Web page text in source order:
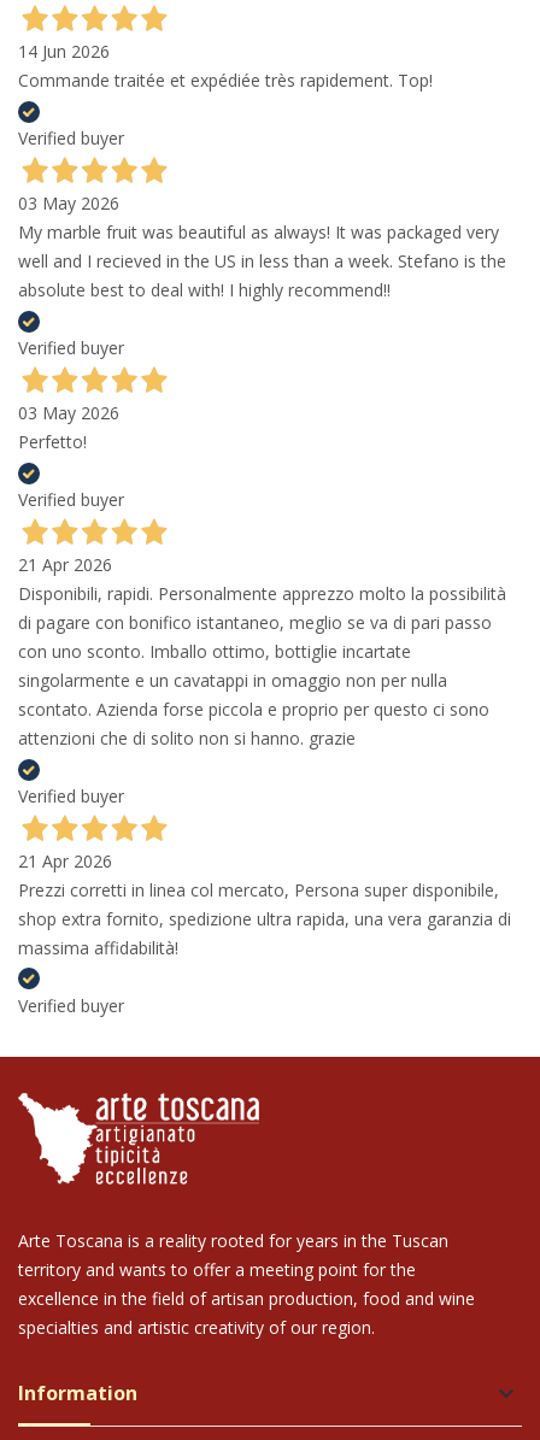
14 Jun 2026
Commande traitée et expédiée très rapidement. Top!
Verified buyer
03 May 2026
My marble fruit was beautiful as always! It was packaged very
well and I recieved in the US in less than a week. Stefano is the
absolute best to deal with! I highly recommend!!
Verified buyer
03 May 2026
Perfetto!
Verified buyer
21 Apr 2026
Disponibili, rapidi. Personalmente apprezzo molto la possibilità
di pagare con bonifico istantaneo, meglio se va di pari passo
con uno sconto. Imballo ottimo, bottiglie incartate
singolarmente e un cavatappi in omaggio non per nulla
scontato. Azienda forse piccola e proprio per questo ci sono
attenzioni che di solito non si hanno. grazie
Verified buyer
21 Apr 2026
Prezzi corretti in linea col mercato, Persona super disponibile,
shop extra fornito, spedizione ultra rapida, una vera garanzia di
massima affidabilità!
Verified buyer
Arte Toscana is a reality rooted for years in the Tuscan
territory and wants to offer a meeting point for the
excellence in the field of artisan production, food and wine
specialties and artistic creativity of our region.
Information keyboard_arrow_down